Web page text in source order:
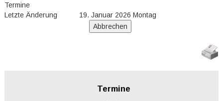
Termine
Letzte Änderung
19. Januar 2026 Montag
Termine